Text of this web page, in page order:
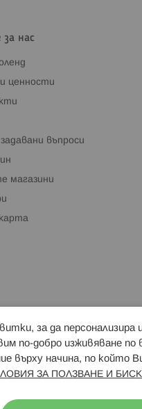
за нас
ценности
въпроси
магазини
Свързани
за да
по-добро изживяване
върху начина, по който
ЗА ПОЛЗВАНЕ И